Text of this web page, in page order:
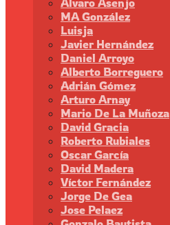
MA González
Luisja
Javier Hernández
Daniel Arroyo
Alberto Borreguero
Adrián Gómez
Arturo Arnay
Mario De La Muñoza
David Gracia
Roberto Rubiales
Oscar García
David Madera
Víctor Fernández
Jorge De Gea
Jose Pelaez